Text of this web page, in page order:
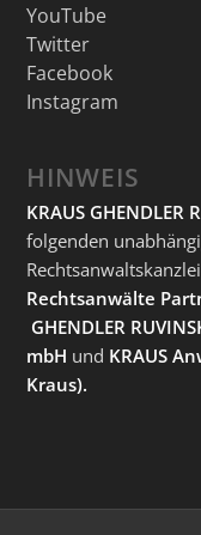
YouTube
Twitter
Facebook
Instagram
HINWEIS
KRAUS GHENDLER
folgenden
Rechtsanwälte
GHENDLER
mbH und KRAUS
Kraus).